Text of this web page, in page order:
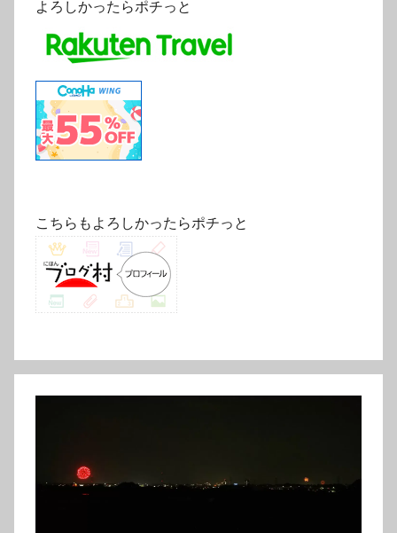
よろしかったらポチっと
こちらもよろしかったらポチっと